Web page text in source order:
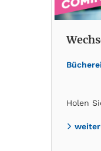
Holen